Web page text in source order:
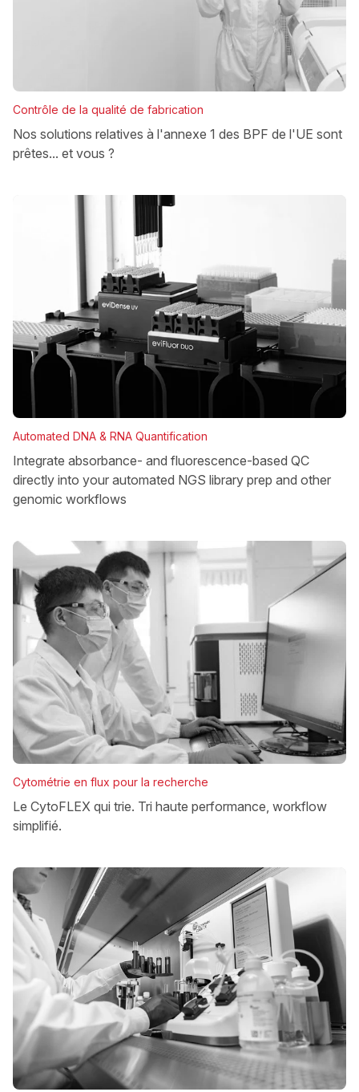
Contrôle de la qualité de fabrication
Nos solutions relatives à l'annexe 1 des BPF de l'UE sont
prêtes... et vous ?
Automated DNA & RNA Quantification
Integrate absorbance- and fluorescence-based QC
directly into your automated NGS library prep and other
genomic workflows
Cytométrie en flux pour la recherche
Le CytoFLEX qui trie. Tri haute performance, workflow
simplifié.